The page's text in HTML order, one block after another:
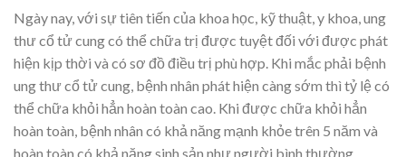
Ngày nay, với sự tiên tiến của khoa học, kỹ thuật, y khoa, ung
thư cổ tử cung có thể chữa trị được tuyệt đối với được phát
hiện kịp thời và có sơ đồ điều trị phù hợp. Khi mắc phải bệnh
ung thư cổ tử cung, bệnh nhân phát hiện càng sớm thì tỷ lệ có
thể chữa khỏi hẳn hoàn toàn cao. Khi được chữa khỏi hẳn
hoàn toàn, bệnh nhân có khả năng mạnh khỏe trên 5 năm và
hoàn toàn có khả năng sinh sản như người bình thường